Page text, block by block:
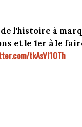
de l'histoire à
et le 1er à le
tkAsVl1OTh